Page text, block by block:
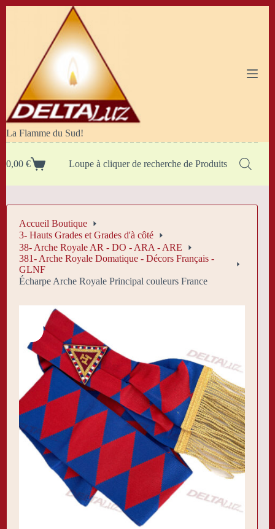
La Flamme du Sud!
Panier
0,00 € Loupe à cliquer de recherche de Produits
Accueil Boutique
3- Hauts Grades et Grades d'à côté
38- Arche Royale AR - DO - ARA - ARE
381- Arche Royale Domatique - Décors Français -
GLNF
Écharpe Arche Royale Principal couleurs France